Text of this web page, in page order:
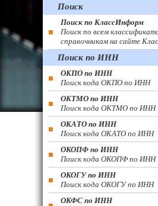
Поиск
Поиск по КлассИнформ
Поиск по всем
справочникам на сайте
Поиск по ИНН
ОКПО по ИНН
Поиск кода ОКПО по ИНН
ОКТМО по ИНН
Поиск кода ОКТМО по ИНН
ОКАТО по ИНН
Поиск кода ОКАТО по ИНН
ОКОПФ по ИНН
Поиск кода ОКОПФ по ИНН
ОКОГУ по ИНН
Поиск кода ОКОГУ по ИНН
ОКФС по ИНН